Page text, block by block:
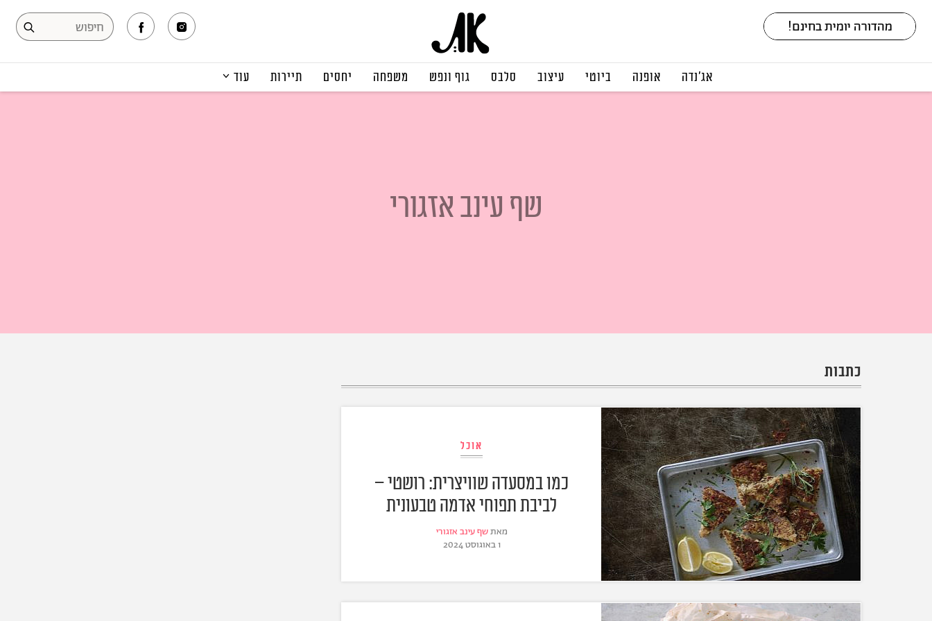
אג׳נדה אופנה ביוטי עיצוב סלבס גוף ונפש משפחה יחסים תיירות עוד
שף עינב אזגורי
כתבות
אוכל
כמו במסעדה שוויצרית: רושטי –
לביבת תפוחי אדמה טבעונית
מאתשף עינב אזגורי
1 באוגוסט 2024